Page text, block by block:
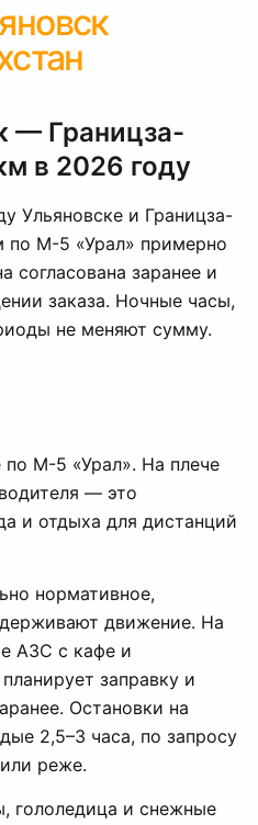
— Границза-
в 2026 году
Ульяновске и Границза-
по М-5 «Урал» примерно
согласована заранее и
заказа. Ночные часы,
не меняют сумму.
по М-5 «Урал». На плече
— это
и отдыха для дистанций
нормативное,
движение. На
АЗС с кафе и
заправку и
Остановки на
2,5–3 часа, по запросу
реже.
гололедица и снежные